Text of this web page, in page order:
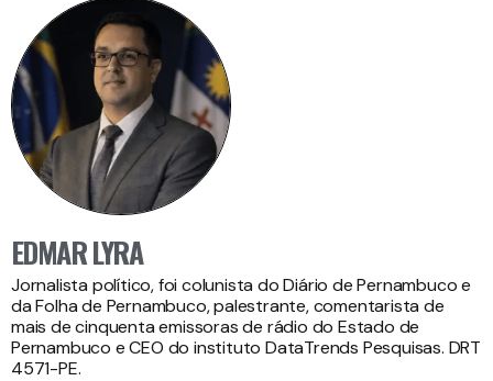
EDMAR LYRA
Jornalista político, foi colunista do Diário de Pernambuco e
da Folha de Pernambuco, palestrante, comentarista de
mais de cinquenta emissoras de rádio do Estado de
Pernambuco e CEO do instituto DataTrends Pesquisas. DRT
4571-PE.